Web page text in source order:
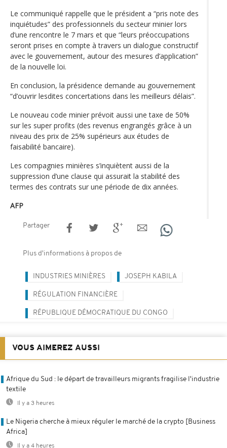
Le communiqué rappelle que le président a “pris note des
inquiétudes” des professionnels du secteur minier lors
d’une rencontre le 7 mars et que “leurs préoccupations
seront prises en compte à travers un dialogue constructif
avec le gouvernement, autour des mesures d’application”
de la nouvelle loi.
En conclusion, la présidence demande au gouvernement
“d’ouvrir lesdites concertations dans les meilleurs délais”.
Le nouveau code minier prévoit aussi une taxe de 50%
sur les super profits (des revenus engrangés grâce à un
niveau des prix de 25% supérieurs aux études de
faisabilité bancaire).
Les compagnies minières s’inquiètent aussi de la
suppression d’une clause qui assurait la stabilité des
termes des contrats sur une période de dix années.
AFP
Partager
Plus d'informations à propos de
INDUSTRIES MINIÈRES JOSEPH KABILA
RÉGULATION FINANCIÈRE
RÉPUBLIQUE DÉMOCRATIQUE DU CONGO
VOUS AIMEREZ AUSSI
Afrique du Sud : le départ de travailleurs migrants fragilise l'industrie
textile
Il y a 3 heures
Le Nigeria cherche à mieux réguler le marché de la crypto [Business
Africa]
Il y a 4 heures